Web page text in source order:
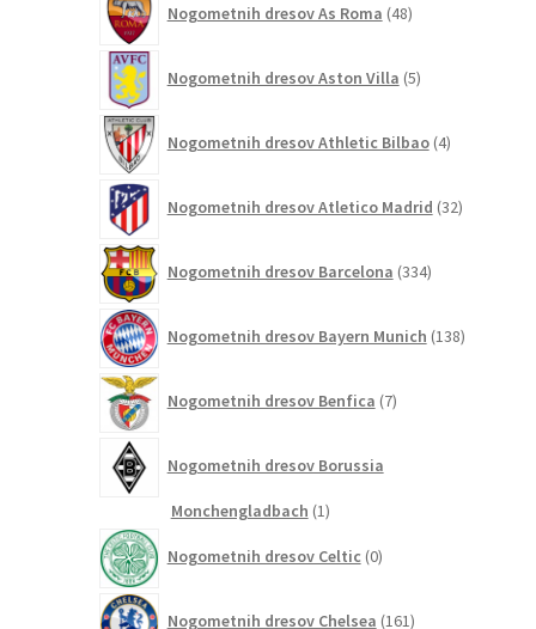
Nogometnih dresov As Roma 48izdelkov
Nogometnih dresov Aston Villa 5izdelkov
Nogometnih dresov Athletic Bilbao 4izdelki
Nogometnih dresov Atletico Madrid 32izdelkov
Nogometnih dresov Barcelona 334izdelkov
Nogometnih dresov Bayern Munich 138izdelkov
Nogometnih dresov Benfica 7izdelkov
Nogometnih dresov Borussia
Monchengladbach 11
Nogometnih dresov Celtic 0izdelkov
Nogometnih dresov Chelsea 161